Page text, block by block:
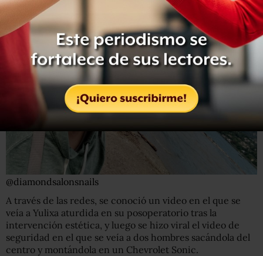
@diamondsalonsnails
A través de las redes, se conoció un video en el que se
veía a Yulixa aturdida en su posoperatorio tras la
intervención estética, y luego se hizo viral el video de
seguridad en el que se veía a dos hombres sacándola del
centro y montándola en un Chevrolet Sonic.